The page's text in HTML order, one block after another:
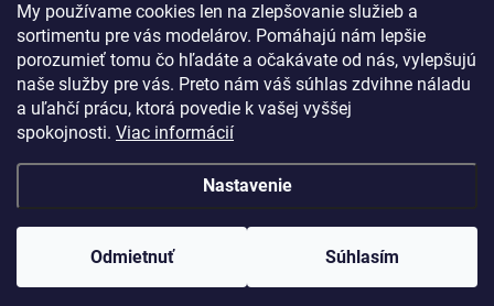
My používame cookies len na zlepšovanie služieb a
sortimentu pre vás modelárov. Pomáhajú nám lepšie
porozumieť tomu čo hľadáte a očakávate od nás, vylepšujú
naše služby pre vás. Preto nám váš súhlas zdvihne náladu
a uľahčí prácu, ktorá povedie k vašej vyššej
spokojnosti. Viac informácií
Nastavenie
Odmietnuť Súhlasím
Poštová / Odberná adresa:
HT model
Na letisko 49
058 01 Poprad
Slovenská Republika
Vytvoril Shoptet
Copyright 2026HT model. Všetky práva vyhradené.Upraviť nastavenie
Ako vám pomôžem?